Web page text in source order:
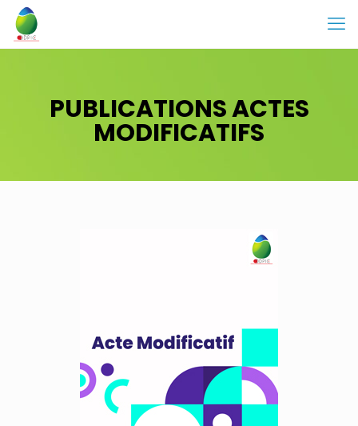
PUBLICATIONS ACTES
MODIFICATIFS